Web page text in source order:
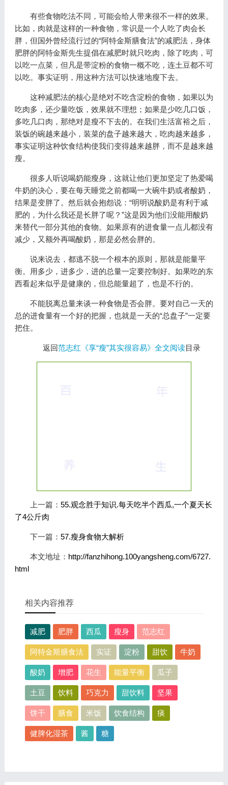
有些食物吃法不同，可能会给人带来很不一样的效果。
比如，肉就是这样的一种食物，常识是一个人吃了肉会长
胖，但国外曾经流行过的“阿特金斯膳食法”的减肥法，身体
肥胖的阿特金斯先生提倡在减肥时就只吃肉，除了吃肉，可
以吃一点菜，但凡是带淀粉的食物一概不吃，连土豆都不可
以吃。事实证明，用这种方法可以快速地瘦下去。
这种减肥法的核心是绝对不吃含淀粉的食物，如果以为
吃肉多，还少量吃饭，效果就不理想；如果是少吃几口饭，
多吃几口肉，那绝对是瘦不下去的。在我们生活富裕之后，
装饭的碗越来越小，装菜的盘子越来越大，吃肉越来越多，
事实证明这种饮食结构使我们变得越来越胖，而不是越来越
瘦。
很多人听说喝奶能瘦身，这就让他们更加坚定了热爱喝
牛奶的决心，要在每天睡觉之前都喝一大碗牛奶或者酸奶，
结果是变胖了。然后就会抱怨说：“明明说酸奶是有利于减
肥的，为什么我还是长胖了呢？”这是因为他们没能用酸奶
来替代一部分其他的食物。如果原有的进食量一点儿都没有
减少，又额外再喝酸奶，那是必然会胖的。
说来说去，都逃不脱一个根本的原则，那就是能量平
衡。用多少，进多少，进的总量一定要控制好。如果吃的东
西看起来似乎是健康的，但总能量超了，也是不行的。
不能脱离总量来谈一种食物是否会胖。要对自己一天的
总的进食量有一个好的把握，也就是一天的“总盘子”一定要
把住。
返回范志红《享“瘦”其实很容易》全文阅读目录
上一篇： 55.观念胜于知识.每天吃半个西瓜,一个夏天长
了4公斤肉
下一篇： 57.瘦身食物大解析
本文地址： http://fanzhihong.100yangsheng.com/6727.
html
相关内容推荐
减肥 肥胖 西瓜 瘦身 范志红
阿特金斯膳食法 实证 淀粉 甜饮 牛奶
酸奶 增肥 花生 能量平衡 瓜子
土豆 饮料 巧克力 甜饮料 坚果
饼干 膳食 米饭 饮食结构 痰
健脾化湿茶 酱 糖